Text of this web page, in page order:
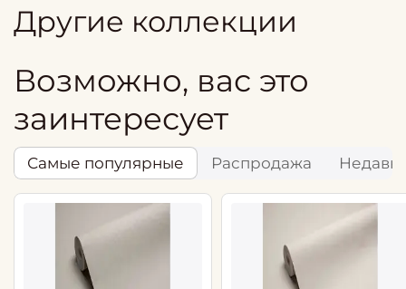
Другие коллекции
Возможно, вас это
заинтересует
Самые популярные Распродажа